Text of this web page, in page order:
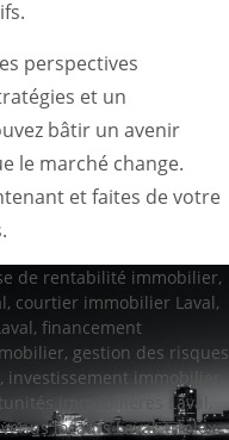
perspectives
et un
bâtir un avenir
le marché change.
et faites de votre
de rentabilité immobilier,
, courtier immobilier Laval,
, financement
, gestion des risques
, investissement immobilier
immobilières Laval
locatifs Laval,triplex